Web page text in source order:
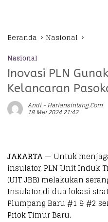
Beranda Nasional
Nasional
Inovasi PLN
Kelancaran
Andi - Hariansintang.com
18 Mei 2024 21:42
JAKARTA — Untuk
insulator, PLN Unit Induk
(UIT JBB) melakukan
Insulator di dua lokasi
Plumpang Baru #1 & #2
Priok Timur Baru.